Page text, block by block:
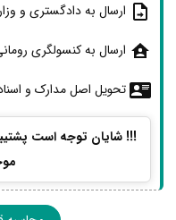
ارسال به دادگستری و
ارسال به کنسولگری
تحویل اصل مدارک و
!!! شایان توجه است